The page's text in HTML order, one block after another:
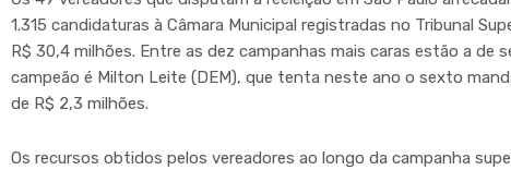
1.315 candidaturas à Câmara Municipal registradas no Tribunal
R$ 30,4 milhões. Entre as dez campanhas mais caras estão a de
campeão é Milton Leite (DEM), que tenta neste ano o sexto
de R$ 2,3 milhões.
Os recursos obtidos pelos vereadores ao longo da campanha